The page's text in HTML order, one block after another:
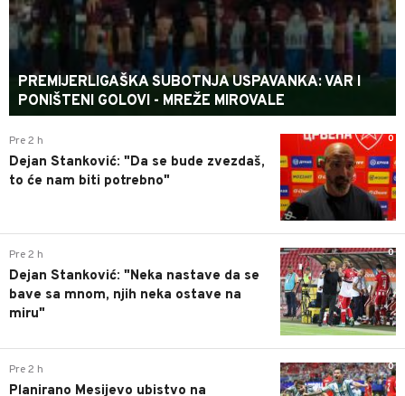
PREMIJERLIGAŠKA SUBOTNJA USPAVANKA: VAR I
PONIŠTENI GOLOVI - MREŽE MIROVALE
0
Pre 2 h
Dejan Stanković: "Da se bude zvezdaš,
to će nam biti potrebno"
0
Pre 2 h
Dejan Stanković: "Neka nastave da se
bave sa mnom, njih neka ostave na
miru"
0
Pre 2 h
Planirano Mesijevo ubistvo na